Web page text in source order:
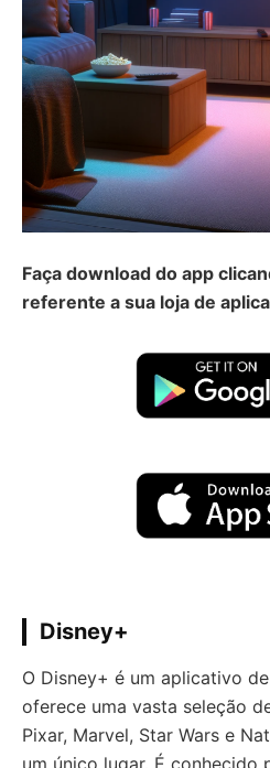
Faça download do app
referente a sua loja de
Disney+
O Disney+ é um aplicativo
oferece uma vasta seleção
Pixar, Marvel, Star Wars e
um único lugar. É conhecido